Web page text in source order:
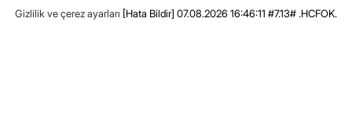
Gizlilik ve çerez ayarları [Hata Bildir] 07.08.2026 16:46:11 #7.13# .HCFOK.